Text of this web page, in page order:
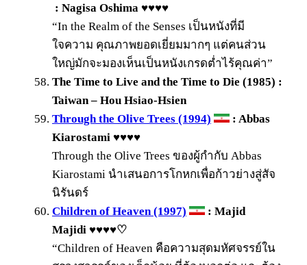
: Nagisa Oshima ♥♥♥♥
“In the Realm of the Senses เป็นหนังที่มี
ใจความ คุณภาพยอดเยี่ยมมากๆ แต่คนส่วน
ใหญ่มักจะมองเห็นเป็นหนังเกรดต่ำไร้คุณค่า”
The Time to Live and the Time to Die (1985) :
Taiwan – Hou Hsiao-Hsien
Through the Olive Trees (1994)
: Abbas
Kiarostami ♥♥♥♥
Through the Olive Trees ของผู้กำกับ Abbas
Kiarostami นำเสนอการโกหกเพื่อก้าวย่างสู่สัจ
นิรันดร์
Children of Heaven (1997)
: Majid
Majidi ♥♥♥♥♡
“Children of Heaven คือความสุดมหัศจรรย์ใน